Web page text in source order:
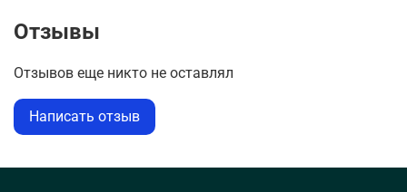
Отзывы
Отзывов еще никто не оставлял
Написать отзыв